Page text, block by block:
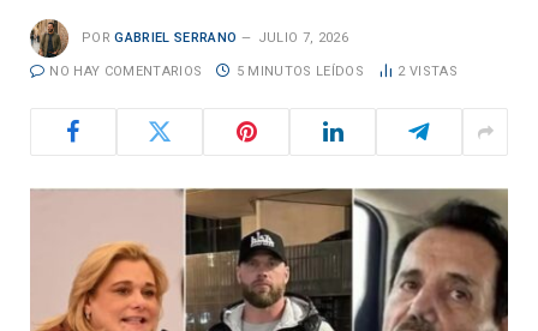
POR GABRIEL SERRANO JULIO 7, 2026
NO HAY COMENTARIOS 5 MINUTOS LEÍDOS 2 VISTAS